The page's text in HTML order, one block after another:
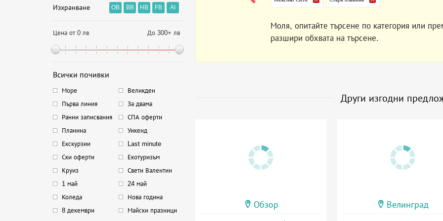
Изхранване OB BB HB FB AI
Цена от 0 лв До 300+ лв
Всички почивки
Море
Великден
Първа линия
За двама
Ранни записвания
СПА оферти
Планина
Уикенд
Екскурзии
Last minute
Ски оферти
Екотуризъм
Круиз
Свети Валентин
1 май
24 май
Коледа
Нова година
8 декември
Майски празници
Моля, опитайте търсене по категория или
разшири обхвата на търсене.
Други изгодни
Обзор Велинград